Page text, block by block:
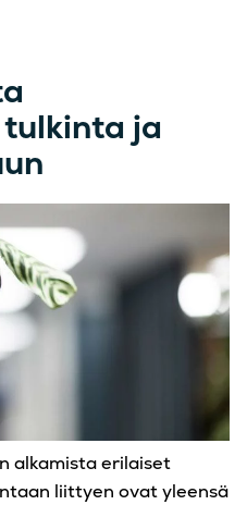
ja
alkamista erilaiset
liittyen ovat yleensä